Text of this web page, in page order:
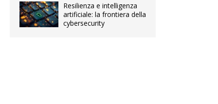
Resilienza e intelligenza
artificiale: la frontiera della
cybersecurity